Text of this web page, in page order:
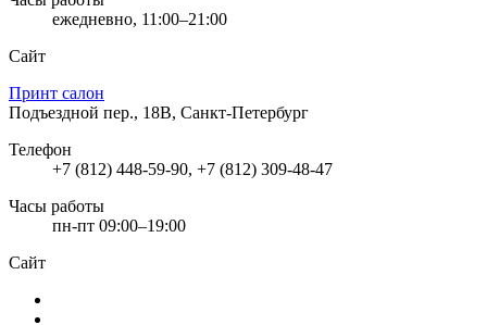
ежедневно, 11:00–21:00
Сайт
Принт салон
Подъездной пер., 18В, Санкт-Петербург
Телефон
+7 (812) 448-59-90, +7 (812) 309-48-47
Часы работы
пн-пт 09:00–19:00
Сайт